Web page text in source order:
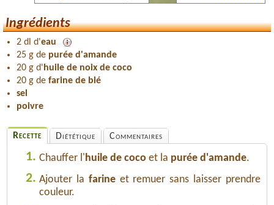
Ingrédients
2 dl d'eau
25 g de purée d'amande
20 g d' huile de noix de coco
20 g de farine de blé
sel
poivre
Recette Diététique Commentaires
1. Chauffer l' huile de coco et la purée d'amande.
2. Ajouter la farineet remuer sans laisser prendre
couleur.